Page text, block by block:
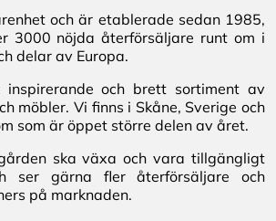
och är etablerade sedan 1985,
3000 nöjda återförsäljare runt om i
delar av Europa.
och brett sortiment av
möbler. Vi finns i Skåne, Sverige och
som är öppet större delen av året.
ska växa och vara tillgängligt
ser gärna fler återförsäljare och
på marknaden.